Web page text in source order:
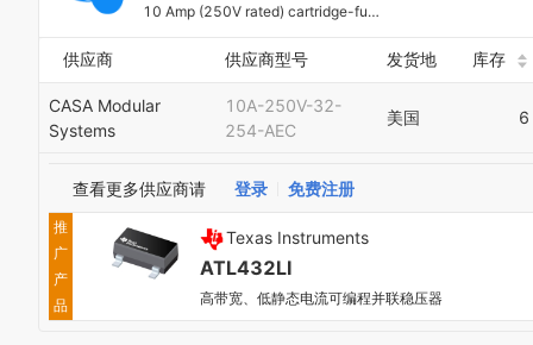
10 Amp (250V rated) cartridge-fuse - 51mm long x 15mm dia with tell-tale window
供应商 供应商型号 发货地 库存
CASA Modular
Systems
10A-250V-32-
254-AEC
美国 6
查看更多供应商请 登录 免费注册
推
广
产
品
Texas Instruments
ATL432LI
高带宽、低静态电流可编程并联稳压器